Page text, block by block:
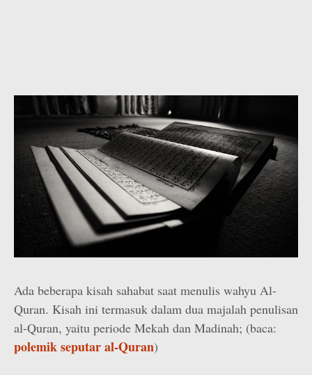
Ada beberapa kisah sahabat saat menulis wahyu Al-
Quran. Kisah ini termasuk dalam dua majalah penulisan
al-Quran, yaitu periode Mekah dan Madinah; (baca:
polemik seputar al-Quran)